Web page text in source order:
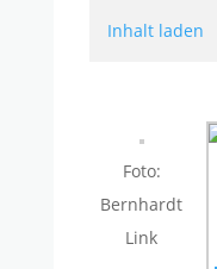
Inhalt laden
Foto:
Bernhardt
Link